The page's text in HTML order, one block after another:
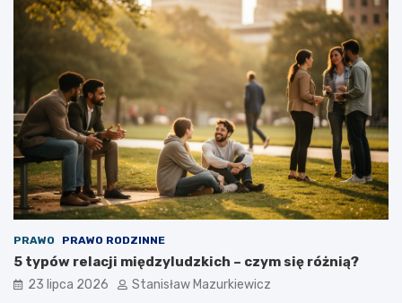
PRAWO PRAWO RODZINNE
5 typów relacji międzyludzkich – czym się różnią?
23 lipca 2026 Stanisław Mazurkiewicz